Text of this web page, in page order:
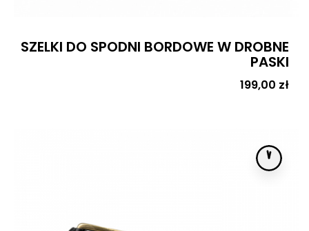
SZELKI DO SPODNI BORDOWE W DROBNE
PASKI
Cena
199,00 zł